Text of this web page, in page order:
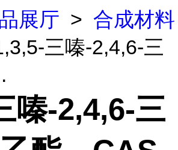
展厅 > 合成材料
三嗪-2,4,6-三
嗪-2,4,6-三